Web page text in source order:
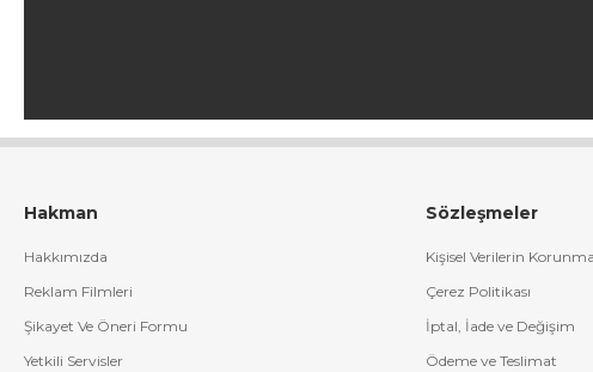
Hakman
Hakkımızda
Reklam Filmleri
Şikayet Ve Öneri Formu
Yetkili Servisler
Sözleşmeler
Kişisel Verilerin
Çerez Politikası
İptal, İade ve Değişim
Ödeme ve Teslimat